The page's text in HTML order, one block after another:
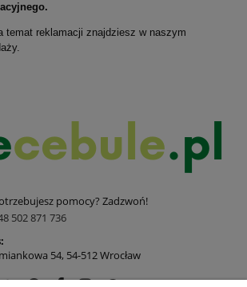
temat reklamacji znajdziesz w naszym
pomocy? Zadzwoń!
502 871 736
54, 54-512 Wrocław